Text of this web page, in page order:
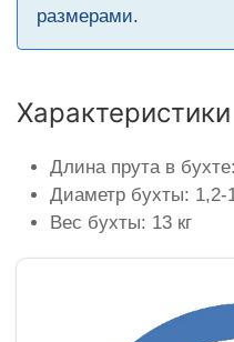
размерами.
Характеристики
Длина прута в
Диаметр бухты: 1,2-
Вес бухты: 13 кг